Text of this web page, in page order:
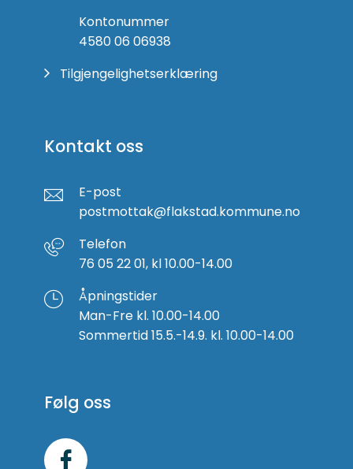
Kontonummer
4580 06 06938
Tilgjengelighetserklæring
Kontakt oss
E-post
postmottak@flakstad.kommune.no
Telefon
76 05 22 01, kl 10.00-14.00
Åpningstider
Man-Fre kl. 10.00-14.00
Sommertid 15.5.-14.9. kl. 10.00-14.00
Følg oss